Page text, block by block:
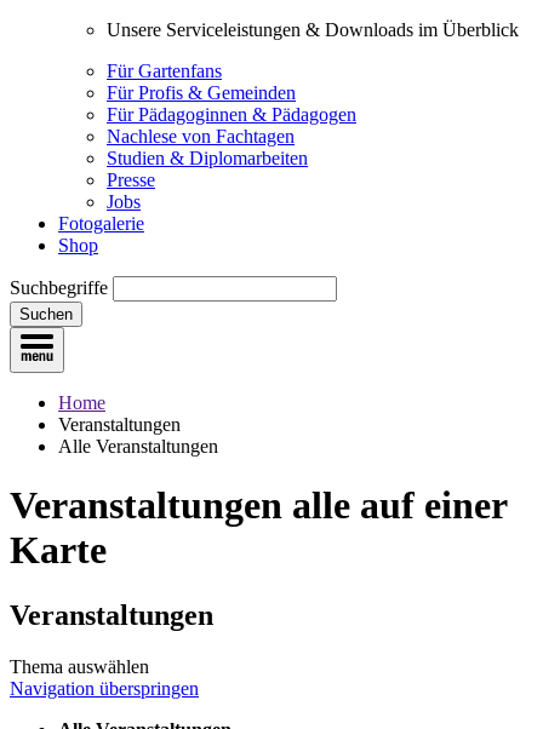
Unsere Serviceleistungen & Downloads im Überblick
Für Gartenfans
Für Profis & Gemeinden
Für Pädagoginnen & Pädagogen
Nachlese von Fachtagen
Studien & Diplomarbeiten
Presse
Jobs
Fotogalerie
Shop
Suchbegriffe
Suchen
Home
Veranstaltungen
Alle Veranstaltungen
Veranstaltungen alle auf einer
Karte
Veranstaltungen
Thema auswählen
Navigation überspringen